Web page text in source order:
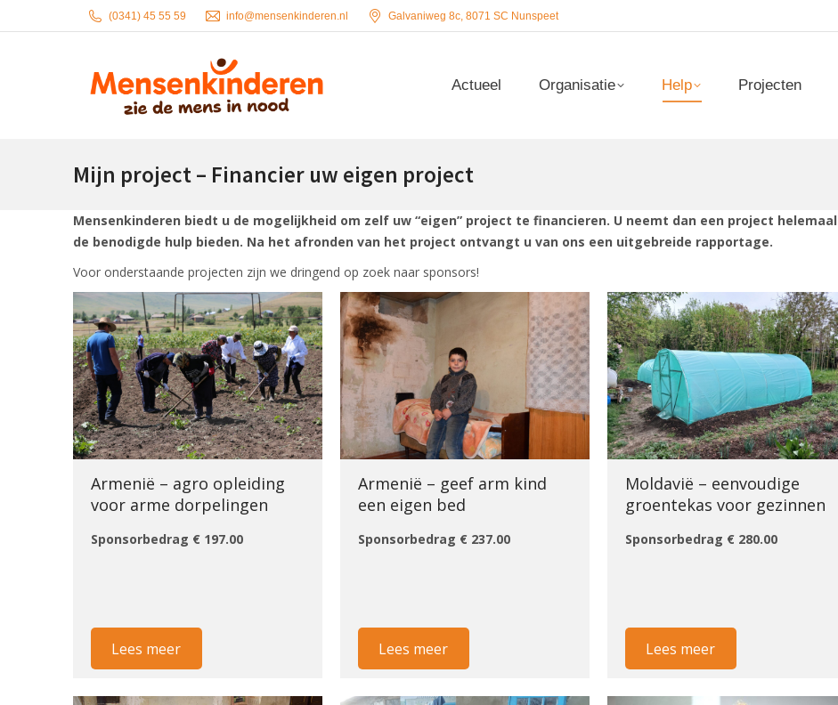
(0341) 45 55 59 info@mensenkinderen.nl Galvaniweg 8c, 8071 SC Nunspeet
Actueel Organisatie Help Projecten
Mijn project – Financier uw eigen project
Mensenkinderen biedt u de mogelijkheid om zelf uw “eigen” project te financieren. U neemt dan een project
de benodigde hulp bieden. Na het afronden van het project ontvangt u van ons een uitgebreide rapportage.
Voor onderstaande projecten zijn we dringend op zoek naar sponsors!
Armenië – agro opleiding
voor arme dorpelingen
Sponsorbedrag € 197.00
Lees meer
Armenië – geef arm kind
een eigen bed
Sponsorbedrag € 237.00
Lees meer
Moldavië – eenvoudige
groentekas voor gezinnen
Sponsorbedrag € 280.00
Lees meer
Actueel Organisatie Help Projecten